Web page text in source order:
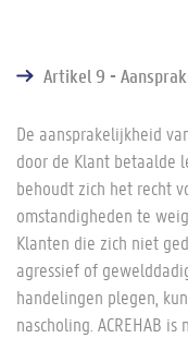
Artikel 9 -
De aansprakelijkheid
door de Klant betaalde
behoudt zich het recht
omstandigheden te
Klanten die zich niet
agressief of
handelingen plegen,
nascholing. ACREHAB